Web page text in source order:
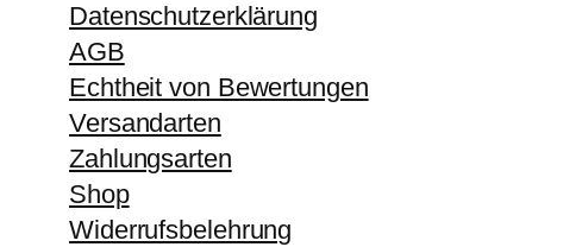
Datenschutzerklärung
AGB
Echtheit von Bewertungen
Versandarten
Zahlungsarten
Shop
Widerrufsbelehrung